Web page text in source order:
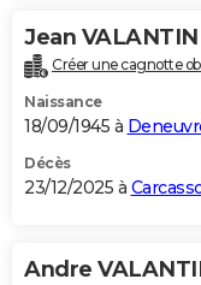
Jean VALANTIN
Créer une cagnotte
Naissance
18/09/1945 à
Décès
23/12/2025 à
Andre